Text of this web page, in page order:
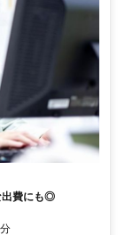
出費にも◎